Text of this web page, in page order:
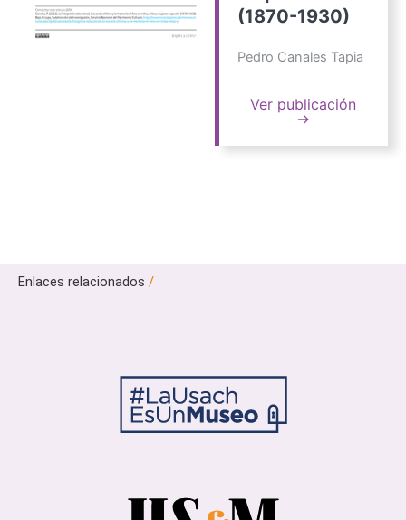
(1870-1930)
Pedro Canales Tapia
Ver publicación
→
Enlaces relacionados /